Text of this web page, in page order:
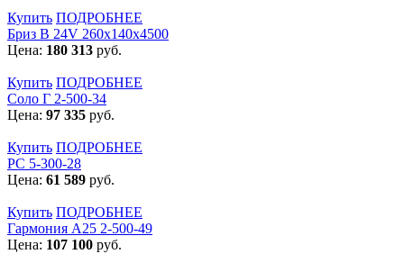
Купить ПОДРОБНЕЕ
Бриз В 24V 260x140x4500
Цена: 180 313 руб.
Купить ПОДРОБНЕЕ
Соло Г 2-500-34
Цена: 97 335 руб.
Купить ПОДРОБНЕЕ
РС 5-300-28
Цена: 61 589 руб.
Купить ПОДРОБНЕЕ
Гармония А25 2-500-49
Цена: 107 100 руб.